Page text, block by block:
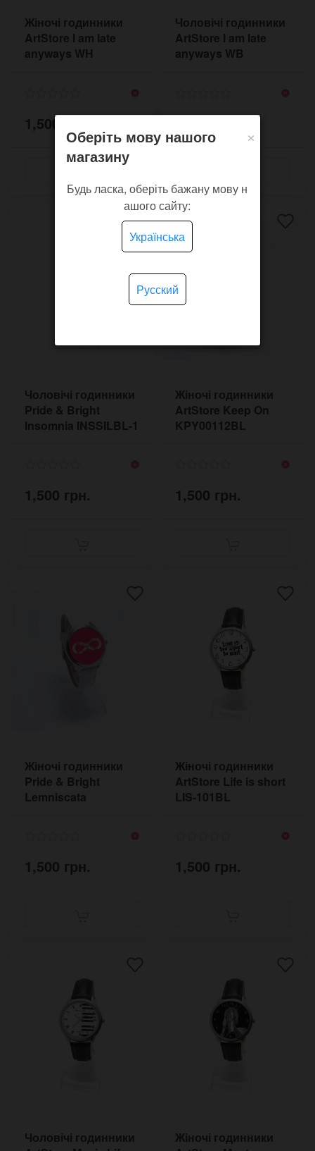
Жіночі годинники
ArtStore I am late
anyways WH
1,500 грн.
Чоловічі годинники
ArtStore I am late
anyways WB
1,500 грн.
Чоловічі годинники
Pride & Bright
Insomnia INSSILBL-1
1,500 грн.
Жіночі годинники
ArtStore Keep On
KPY00112BL
1,500 грн.
Жіночі годинники
Pride & Bright
Lemniscata
1,500 грн.
Жіночі годинники
ArtStore Life is short
LIS-101BL
1,500 грн.
Чоловічі годинники
Жіночі годинники
×
Оберіть мову нашого
магазину
Будь ласка, оберіть бажану мову н
ашого сайту:
Українська
Русский